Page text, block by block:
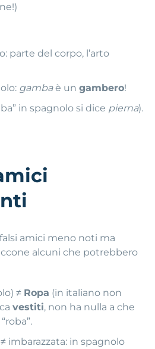
parte del corpo, l’arto
gambaè ungambero!
in spagnolo si dice pierna).
amici meno noti ma
alcuni che potrebbero
≠ Ropa (in italiano non
vestiti, non ha nulla a che
≠ imbarazzata: in spagnolo